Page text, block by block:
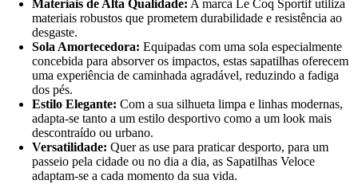
Materiais de Alta Qualidade: A marca Le Coq Sportif utiliza
materiais robustos que prometem durabilidade e resistência ao
desgaste.
Sola Amortecedora: Equipadas com uma sola especialmente
concebida para absorver os impactos, estas sapatilhas oferecem
uma experiência de caminhada agradável, reduzindo a fadiga
dos pés.
Estilo Elegante: Com a sua silhueta limpa e linhas modernas,
adapta-se tanto a um estilo desportivo como a um look mais
descontraído ou urbano.
Versatilidade: Quer as use para praticar desporto, para um
passeio pela cidade ou no dia a dia, as Sapatilhas Veloce
adaptam-se a cada momento da sua vida.